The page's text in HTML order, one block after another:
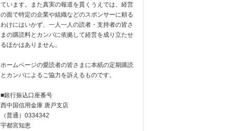
ています。また真実の報道を貫くうえでは、経営
の面で特定の企業や組織などのスポンサーに頼る
わけにはいかず、一人一人の読者・支持者の皆さ
まの購読料とカンパに依拠して経営を成り立たせ
るほかはありません。
ホームページの愛読者の皆さまに本紙の定期購読
とカンパによるご協力を訴えるものです。
■銀行振込口座番号
西中国信用金庫 唐戸支店
（普通）0334342
宇都宮知恵